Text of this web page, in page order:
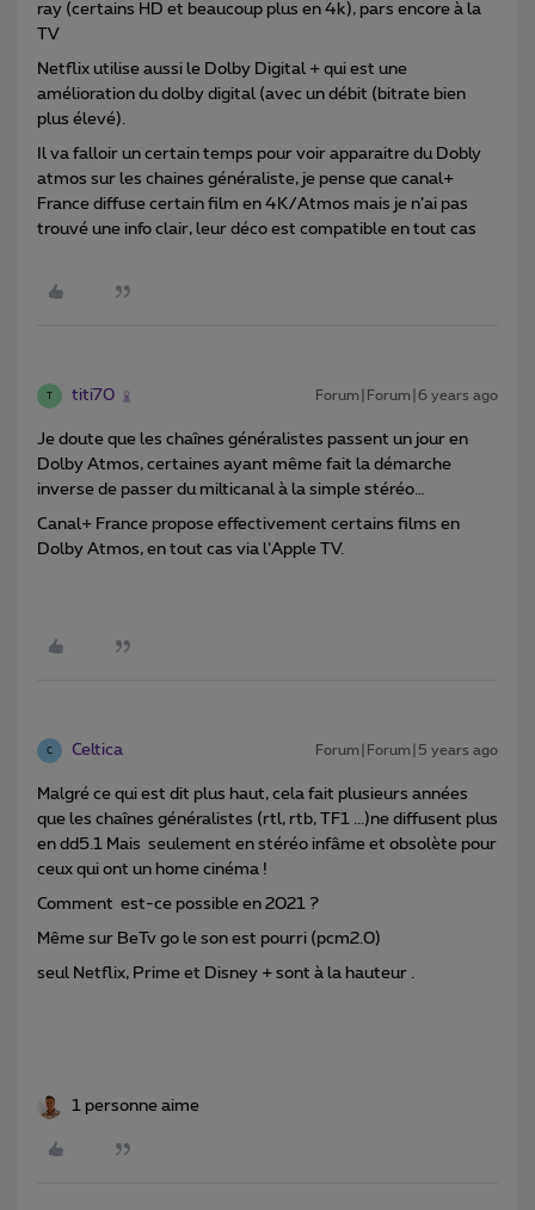
ray (certains HD et beaucoup plus en 4k), pars encore à la
TV
Netflix utilise aussi le Dolby Digital + qui est une
amélioration du dolby digital (avec un débit (bitrate bien
plus élevé).
Il va falloir un certain temps pour voir apparaitre du Dobly
atmos sur les chaines généraliste, je pense que canal+
France diffuse certain film en 4K/Atmos mais je n’ai pas
trouvé une info clair, leur déco est compatible en tout cas
T titi70 Forum|Forum|6 years ago
Je doute que les chaînes généralistes passent un jour en
Dolby Atmos, certaines ayant même fait la démarche
inverse de passer du milticanal à la simple stéréo…
Canal+ France propose effectivement certains films en
Dolby Atmos, en tout cas via l’Apple TV.
C Celtica Forum|Forum|5 years ago
Malgré ce qui est dit plus haut, cela fait plusieurs années
que les chaînes généralistes (rtl, rtb, TF1 ...)ne diffusent plus
en dd5.1 Mais seulement en stéréo infâme et obsolète pour
ceux qui ont un home cinéma !
Comment est-ce possible en 2021 ?
Même sur BeTv go le son est pourri (pcm2.0)
seul Netflix, Prime et Disney + sont à la hauteur .
1 personne aime